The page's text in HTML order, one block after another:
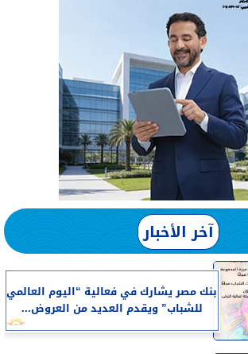
آخر الأخبار
بنك مصر يشارك في فعالية “اليوم العالمي
للشباب” ويقدم العديد من العروض...